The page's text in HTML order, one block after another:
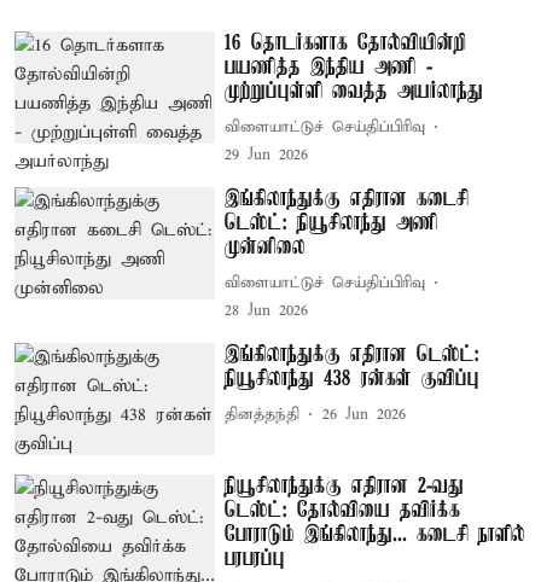
16 தொடர்களாக தோல்வியின்றி
பயணித்த இந்திய அணி -
முற்றுப்புள்ளி வைத்த அயர்லாந்து
விளையாட்டுச் செய்திப்பிரிவு
29 Jun 2026
இங்கிலாந்துக்கு எதிரான கடைசி
டெஸ்ட்: நியூசிலாந்து அணி
முன்னிலை
விளையாட்டுச் செய்திப்பிரிவு
28 Jun 2026
இங்கிலாந்துக்கு எதிரான டெஸ்ட்:
நியூசிலாந்து 438 ரன்கள் குவிப்பு
தினத்தந்தி 26 Jun 2026
நியூசிலாந்துக்கு எதிரான 2-வது
டெஸ்ட்: தோல்வியை தவிர்க்க
போராடும் இங்கிலாந்து... கடைசி நாளில்
பரபரப்பு